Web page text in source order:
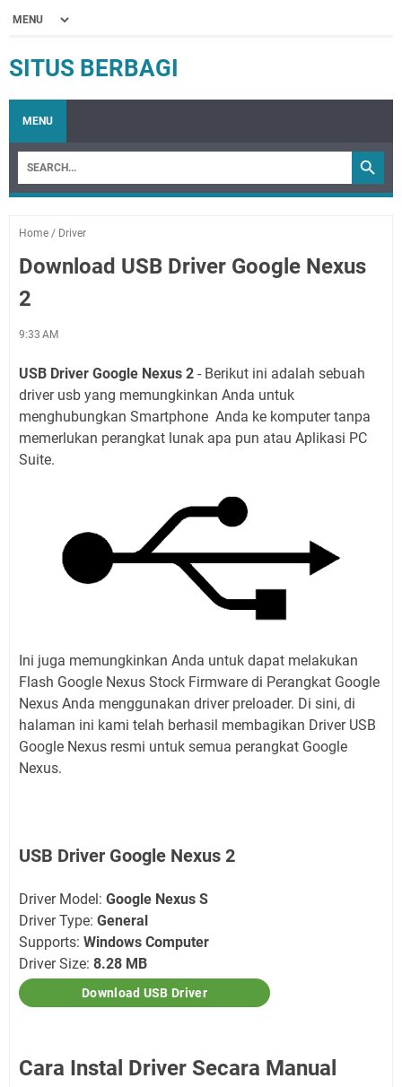
SITUS BERBAGI
MENU
Home / Driver
Download USB Driver Google Nexus
2
9:33 AM
USB Driver Google Nexus 2 - Berikut ini adalah sebuah
driver usb yang memungkinkan Anda untuk
menghubungkan Smartphone Anda ke komputer tanpa
memerlukan perangkat lunak apa pun atau Aplikasi PC
Suite.
Ini juga memungkinkan Anda untuk dapat melakukan
Flash Google Nexus Stock Firmware di Perangkat Google
Nexus Anda menggunakan driver preloader. Di sini, di
halaman ini kami telah berhasil membagikan Driver USB
Google Nexus resmi untuk semua perangkat Google
Nexus.
USB Driver Google Nexus 2
Driver Model: Google Nexus S
Driver Type: General
Supports: Windows Computer
Driver Size: 8.28 MB
Download USB Driver
Cara Instal Driver Secara Manual